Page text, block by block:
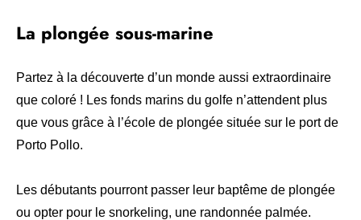
La plongée sous-marine
Partez à la découverte d’un monde aussi extraordinaire
que coloré ! Les fonds marins du golfe n’attendent plus
que vous grâce à l’école de plongée située sur le port de
Porto Pollo.
Les débutants pourront passer leur baptême de plongée
ou opter pour le snorkeling, une randonnée palmée.